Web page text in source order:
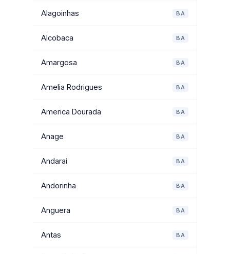
Alagoinhas BA
Alcobaca BA
Amargosa BA
Amelia Rodrigues BA
America Dourada BA
Anage BA
Andarai BA
Andorinha BA
Anguera BA
Antas BA